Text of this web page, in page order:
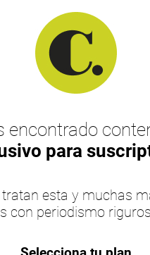
encontrado
para
tratan esta y muchas
con periodismo